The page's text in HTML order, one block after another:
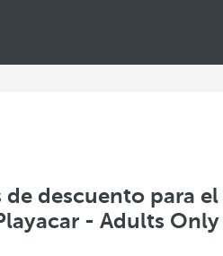
descuento para el
- Adults Only